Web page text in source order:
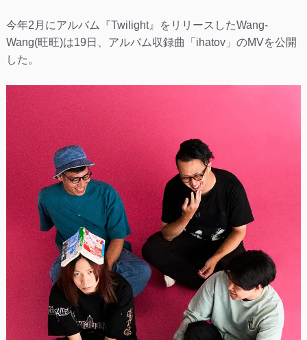
今年2月にアルバム『Twilight』をリリースしたWang-
Wang(旺旺)は19日、アルバム収録曲「ihatov」のMVを公開
した。